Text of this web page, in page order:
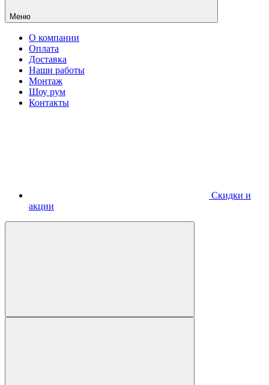
Меню
О компании
Оплата
Доставка
Наши работы
Монтаж
Шоу рум
Контакты
Скидки и
акции